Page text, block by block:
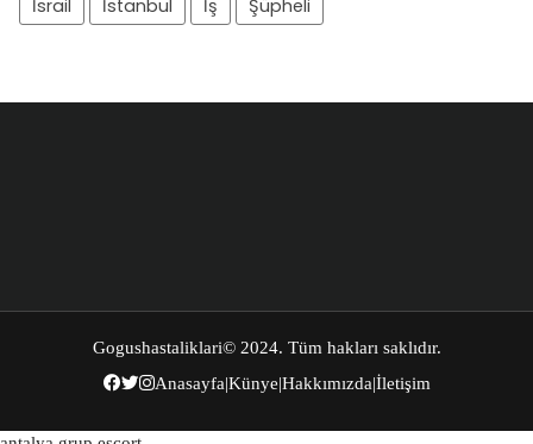
İsrail
İstanbul İş Şüpheli
Gogushastaliklari© 2024. Tüm hakları saklıdır.
Anasayfa|Künye|Hakkımızda|İletişim